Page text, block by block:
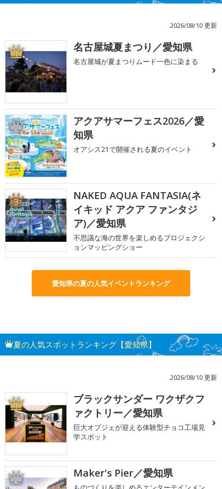
2026/08/10 更新
1 名古屋城夏まつり／愛知県
名古屋城が夏まつりムード一色に染まる
2
アクアサマーフェス2026／愛
知県
オアシス21で開催される夏のイベント
3
NAKED AQUA FANTASIA(ネ
イキッド アクア ファンタジ
ア)／愛知県
不思議な海の世界を楽しめるプロジェクシ
ョンマッピングショー
愛知県の夏の人気イベントランキング
夏の人気スポットランキング【愛知県】
2026/08/10 更新
1
ブラックサンダー ワクザクフ
ァクトリー／愛知県
巨大オブジェが迎える体験型チョコ工場見
学スポット
2 Maker's Pier／愛知県